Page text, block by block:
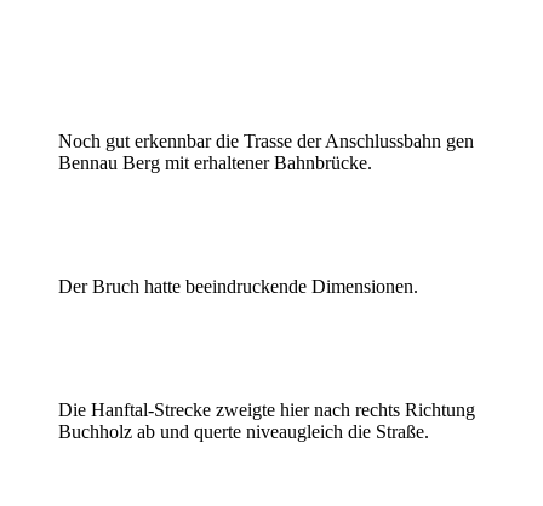
Noch gut erkennbar die Trasse der Anschlussbahn gen
Bennau Berg mit erhaltener Bahnbrücke.
Der Bruch hatte beeindruckende Dimensionen.
Die Hanftal-Strecke zweigte hier nach rechts Richtung
Buchholz ab und querte niveaugleich die Straße.